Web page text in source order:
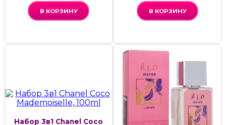
В КОРЗИНУ В КОРЗИНУ
Набор 3в1 Chanel Coco